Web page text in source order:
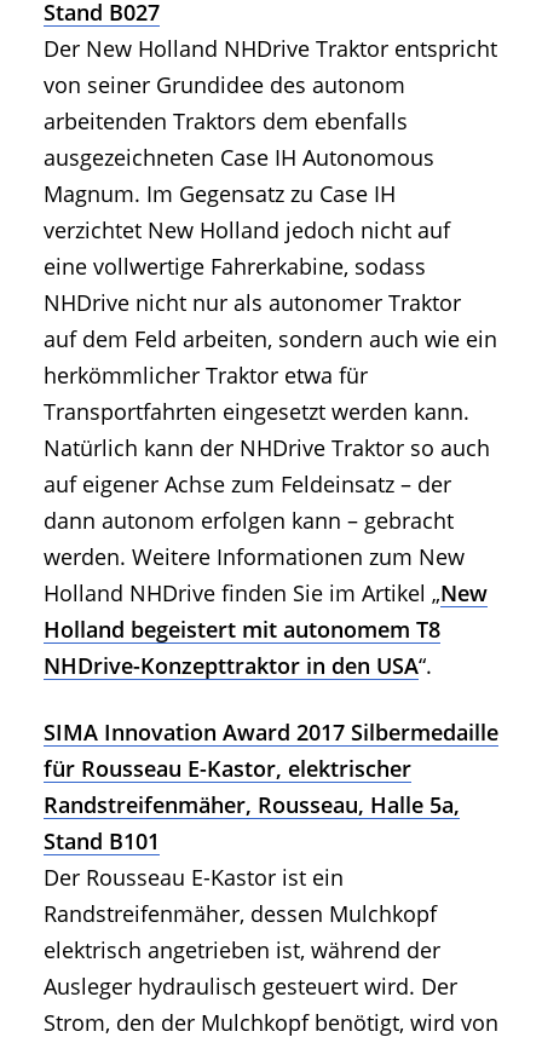
Stand B027
Der New Holland NHDrive Traktor entspricht
von seiner Grundidee des autonom
arbeitenden Traktors dem ebenfalls
ausgezeichneten Case IH Autonomous
Magnum. Im Gegensatz zu Case IH
verzichtet New Holland jedoch nicht auf
eine vollwertige Fahrerkabine, sodass
NHDrive nicht nur als autonomer Traktor
auf dem Feld arbeiten, sondern auch wie ein
herkömmlicher Traktor etwa für
Transportfahrten eingesetzt werden kann.
Natürlich kann der NHDrive Traktor so auch
auf eigener Achse zum Feldeinsatz – der
dann autonom erfolgen kann – gebracht
werden. Weitere Informationen zum New
Holland NHDrive finden Sie im Artikel „New
Holland begeistert mit autonomem T8
NHDrive-Konzepttraktor in den USA“.
SIMA Innovation Award 2017 Silbermedaille
für Rousseau E-Kastor, elektrischer
Randstreifenmäher, Rousseau, Halle 5a,
Stand B101
Der Rousseau E-Kastor ist ein
Randstreifenmäher, dessen Mulchkopf
elektrisch angetrieben ist, während der
Ausleger hydraulisch gesteuert wird. Der
Strom, den der Mulchkopf benötigt, wird von